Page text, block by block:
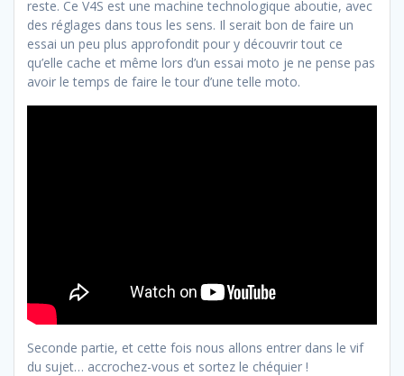
reste. Ce V4S est une machine technologique aboutie, avec
des réglages dans tous les sens. Il serait bon de faire un
essai un peu plus approfondit pour y découvrir tout ce
qu’elle cache et même lors d’un essai moto je ne pense pas
avoir le temps de faire le tour d’une telle moto.
Seconde partie, et cette fois nous allons entrer dans le vif
du sujet… accrochez-vous et sortez le chéquier !